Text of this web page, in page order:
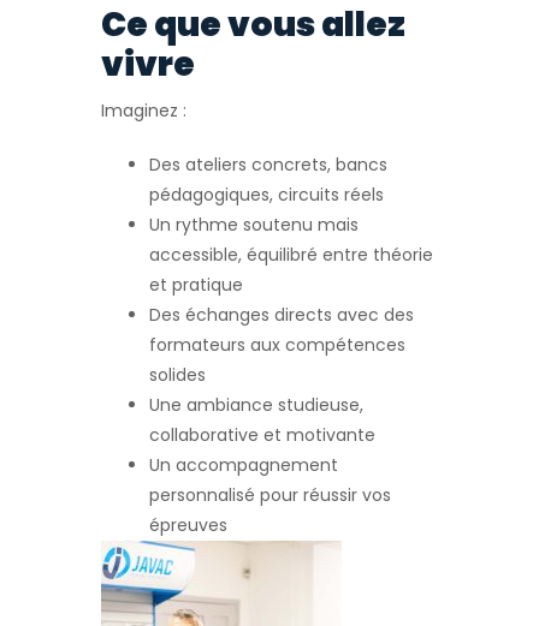
Ce que vous allez
vivre
Imaginez :
Des ateliers concrets, bancs
pédagogiques, circuits réels
Un rythme soutenu mais
accessible, équilibré entre théorie
et pratique
Des échanges directs avec des
formateurs aux compétences
solides
Une ambiance studieuse,
collaborative et motivante
Un accompagnement
personnalisé pour réussir vos
épreuves